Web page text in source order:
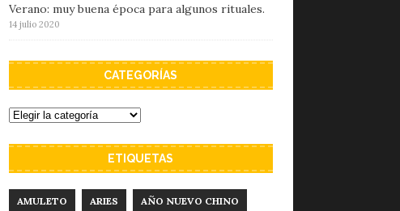
Verano: muy buena época para algunos rituales.
14 julio 2020
CATEGORÍAS
ETIQUETAS
AMULETO ARIES AÑO NUEVO CHINO